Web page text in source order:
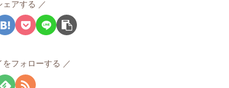
ェアする
をフォローする